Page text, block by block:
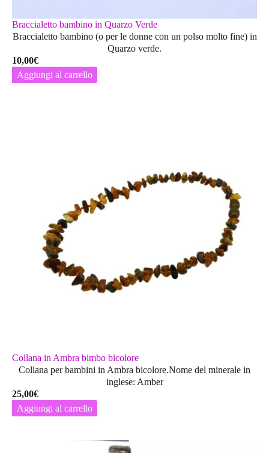
Braccialetto bambino in Quarzo Verde
Braccialetto bambino (o per le donne con un polso molto fine) in
Quarzo verde.
10,00€
Aggiungi al carrello
Collana in Ambra bimbo bicolore
Collana per bambini in Ambra bicolore.Nome del minerale in
inglese: Amber
25,00€
Aggiungi al carrello